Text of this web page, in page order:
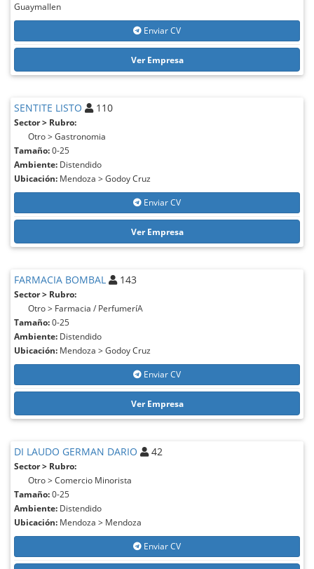
Guaymallen
Enviar CV
Ver Empresa
SENTITE LISTO 110
Sector > Rubro:
Otro > Gastronomia
Tamaño:0-25
Ambiente: Distendido
Ubicación: Mendoza > Godoy Cruz
Enviar CV
Ver Empresa
FARMACIA BOMBAL 143
Sector > Rubro:
Otro > Farmacia / PerfumeríA
Tamaño:0-25
Ambiente: Distendido
Ubicación: Mendoza > Godoy Cruz
Enviar CV
Ver Empresa
DI LAUDO GERMAN DARIO 42
Sector > Rubro:
Otro > Comercio Minorista
Tamaño:0-25
Ambiente: Distendido
Ubicación: Mendoza > Mendoza
Enviar CV